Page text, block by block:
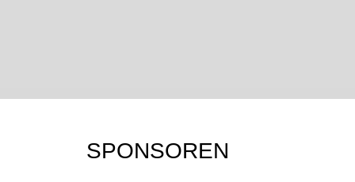
SPONSOREN